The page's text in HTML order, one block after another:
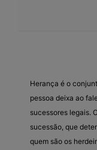
Herança é o
pessoa deixa ao
sucessores legais.
sucessão, que
quem são os